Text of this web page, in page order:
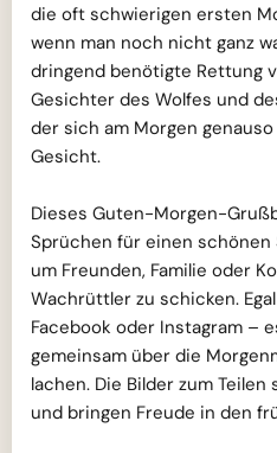
die oft schwierigen ersten
wenn man noch nicht ganz
dringend benötigte Rettung
Gesichter des Wolfes und
der sich am Morgen
Gesicht.
Dieses Guten-Morgen-
Sprüchen für einen schönen
um Freunden, Familie oder
Wachrüttler zu schicken.
Facebook oder Instagram –
gemeinsam über die
lachen. Die Bilder zum
und bringen Freude in den